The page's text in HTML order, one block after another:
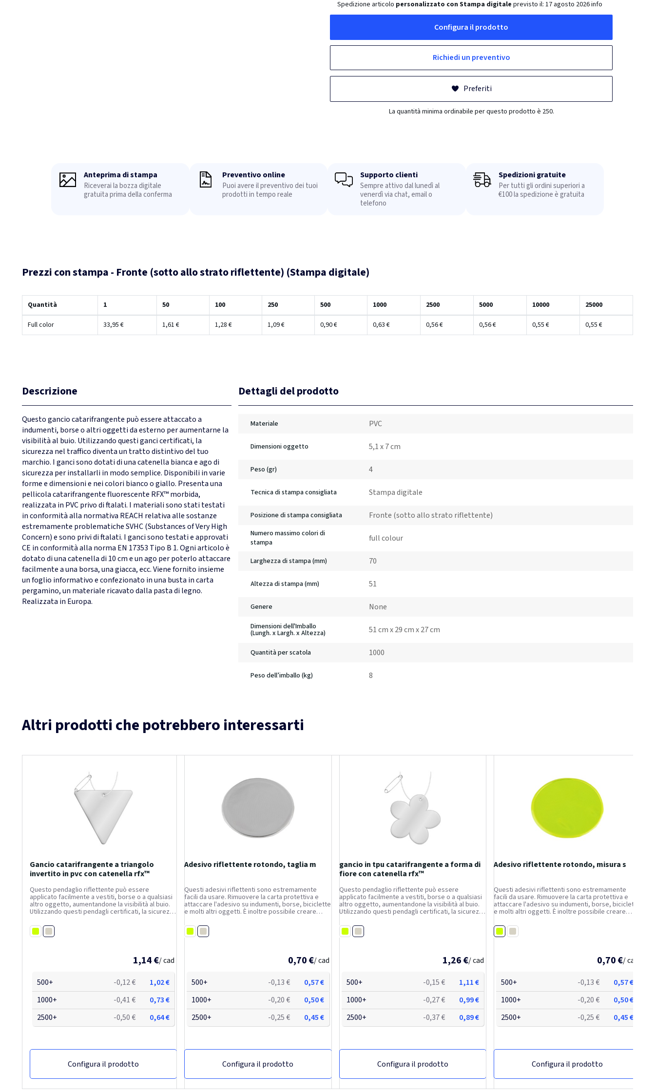
Spedizione articolo personalizzato con Stampa digitale previsto il: 17 agosto 2026info
Configura il prodotto
Richiedi un preventivo
Preferiti
La quantità minima ordinabile per questo prodotto è 250.
Anteprima di stampa
Riceverai la bozza digitale
gratuita prima della conferma
Preventivo online
Puoi avere il preventivo dei tuoi
prodotti in tempo reale
Supporto clienti
Sempre attivo dal lunedì al
venerdì via chat, email o
telefono
Spedizioni gratuite
Per tutti gli ordini superiori a
€100 la spedizione è gratuita
Prezzi con stampa - Fronte (sotto allo strato riflettente) (Stampa digitale)
Quantità 1 50 100 250 500 1000 2500 5000 10000 25000
Full color 33,95 € 1,61 € 1,28 € 1,09 € 0,90 € 0,63 € 0,56 € 0,56 € 0,55 € 0,55 €
Descrizione
Questo gancio catarifrangente può essere attaccato a
indumenti, borse o altri oggetti da esterno per aumentarne la
visibilità al buio. Utilizzando questi ganci certificati, la
sicurezza nel traffico diventa un tratto distintivo del tuo
marchio. I ganci sono dotati di una catenella bianca e ago di
sicurezza per installarli in modo semplice. Disponibili in varie
forme e dimensioni e nei colori bianco o giallo. Presenta una
pellicola catarifrangente fluorescente RFX™ morbida,
realizzata in PVC privo di ftalati. I materiali sono stati testati
in conformità alla normativa REACH relativa alle sostanze
estremamente problematiche SVHC (Substances of Very High
Concern) e sono privi di ftalati. I ganci sono testati e approvati
CE in conformità alla norma EN 17353 Tipo B 1. Ogni articolo è
dotato di una catenella di 10 cm e un ago per poterlo attaccare
facilmente a una borsa, una giacca, ecc. Viene fornito insieme
un foglio informativo e confezionato in una busta in carta
pergamino, un materiale ricavato dalla pasta di legno.
Realizzata in Europa.
Dettagli del prodotto
Materiale PVC
Dimensioni oggetto 5,1 x 7 cm
Peso (gr) 4
Tecnica di stampa consigliata Stampa digitale
Posizione di stampa consigliata Fronte (sotto allo strato riflettente)
Numero massimo colori di
stampa
full colour
Larghezza di stampa (mm) 70
Altezza di stampa (mm) 51
Genere None
Dimensioni dell'Imballo
(Lungh. x Largh. x Altezza) 51 cm x 29 cm x 27 cm
Quantità per scatola 1000
Peso dell’imballo (kg) 8
Altri prodotti che potrebbero interessarti
Gancio catarifrangente a triangolo
invertito in pvc con catenella rfx™
Questo pendaglio riflettente può essere
applicato facilmente a vestiti, borse o a qualsiasi
altro oggetto, aumentandone la visibilità al buio.
Utilizzando questi pendagli certificati, la sicurezza
marchio. Sono forniti con un cordoncino bianco ed
un...
Giallo fluo
Bianco
1,14 €/ cad
500+ -0,12 €
1,02 €
1000+
-0,41 €
0,73 €
2500+
-0,50 € 0,64 €
Configura il prodotto
Adesivo riflettente rotondo, taglia m
Questi adesivi riflettenti sono estremamente
facili da usare. Rimuovere la carta protettiva e
attaccare l'adesivo su indumenti, borse, biciclette
e molti altri oggetti. È inoltre possibile creare
500 design. Conservare in luogo pulito e...
Giallo fluo
Bianco
0,70 €/ cad
500+ -0,13 €
0,57 €
1000+
-0,20 €
0,50 €
2500+
-0,25 € 0,45 €
Configura il prodotto
gancio in tpu catarifrangente a forma di
fiore con catenella rfx™
Questo pendaglio riflettente può essere
applicato facilmente a vestiti, borse o a qualsiasi
altro oggetto, aumentandone la visibilità al buio.
Utilizzando questi pendagli certificati, la sicurezza
marchio. Sono forniti con un cordoncino bianco ed
un...
Giallo fluo
Bianco
1,26 €/ cad
500+ -0,15 €
1,11 €
1000+
-0,27 €
0,99 €
2500+
-0,37 € 0,89 €
Configura il prodotto
Adesivo riflettente rotondo, misura s
Questi adesivi riflettenti sono estremamente
facili da usare. Rimuovere la carta protettiva e
attaccare l'adesivo su indumenti, borse, biciclette
e molti altri oggetti. È inoltre possibile creare
500 design. Conservare in luogo pulito e...
Giallo fluo
Bianco
0,70 €/ cad
500+ -0,13 €
0,57 €
1000+
-0,20 €
0,50 €
2500+
-0,25 € 0,45 €
Configura il prodotto